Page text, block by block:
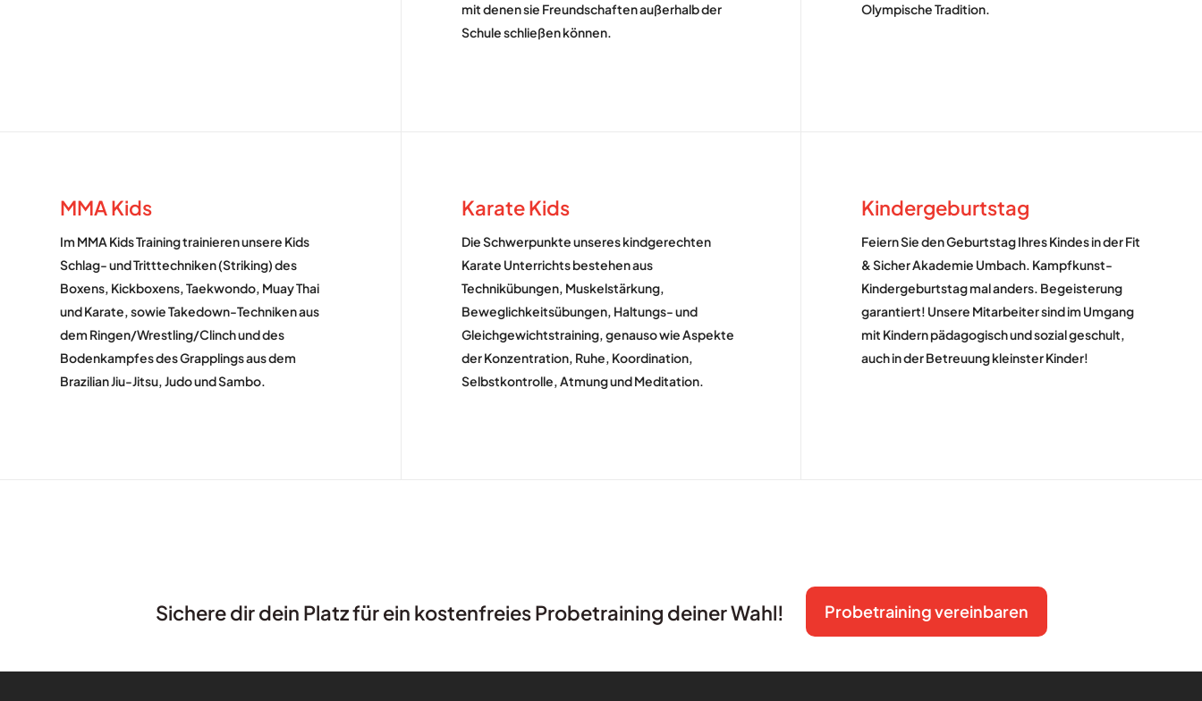
mit denen sie Freundschaften außerhalb der
Schule schließen können.
Olympische Tradition.
MMA Kids
Im MMA Kids Training trainieren unsere Kids
Schlag- und Tritttechniken (Striking) des
Boxens, Kickboxens, Taekwondo, Muay Thai
und Karate, sowie Takedown-Techniken aus
dem Ringen/Wrestling/Clinch und des
Bodenkampfes des Grapplings aus dem
Brazilian Jiu-Jitsu, Judo und Sambo.
Karate Kids
Die Schwerpunkte unseres kindgerechten
Karate Unterrichts bestehen aus
Technikübungen, Muskelstärkung,
Beweglichkeitsübungen, Haltungs- und
Gleichgewichtstraining, genauso wie Aspekte
der Konzentration, Ruhe, Koordination,
Selbstkontrolle, Atmung und Meditation.
Kindergeburtstag
Feiern Sie den Geburtstag Ihres Kindes in der Fit
& Sicher Akademie Umbach. Kampfkunst-
Kindergeburtstag mal anders. Begeisterung
garantiert! Unsere Mitarbeiter sind im Umgang
mit Kindern pädagogisch und sozial geschult,
auch in der Betreuung kleinster Kinder!
Sichere dir dein Platz für ein kostenfreies Probetraining deiner Wahl! Probetraining vereinbaren